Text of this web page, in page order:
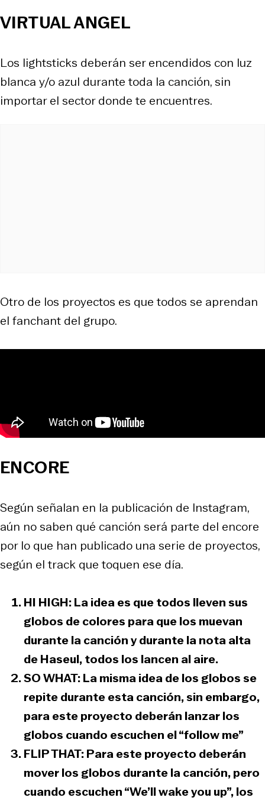
VIRTUAL ANGEL
Los lightsticks deberán ser encendidos con luz
blanca y/o azul durante toda la canción, sin
importar el sector donde te encuentres.
Otro de los proyectos es que todos se aprendan
el fanchant del grupo.
ENCORE
Según señalan en la publicación de Instagram,
aún no saben qué canción será parte del encore
por lo que han publicado una serie de proyectos,
según el track que toquen ese día.
HI HIGH:La idea es que todos lleven sus
globos de colores para que los muevan
durante la canción y durante la nota alta
de Haseul, todos los lancen al aire.
SO WHAT:La misma idea de los globos se
repite durante esta canción, sin embargo,
para este proyecto deberán lanzar los
globos cuando escuchen el “follow me”
FLIP THAT:Para este proyecto deberán
mover los globos durante la canción, pero
cuando escuchen “We’ll wake you up”, los